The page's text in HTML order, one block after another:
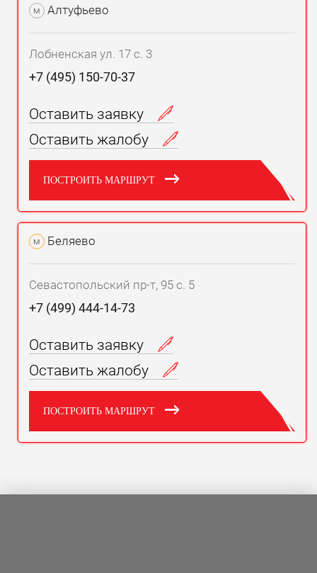
м Алтуфьево
Лобненская ул. 17 с. 3
+7 (495) 150-70-37
Оставить заявку
Оставить жалобу
ПОСТРОИТЬ МАРШРУТ
м Беляево
Севастопольский пр-т, 95 с. 5
+7 (499) 444-14-73
Оставить заявку
Оставить жалобу
ПОСТРОИТЬ МАРШРУТ